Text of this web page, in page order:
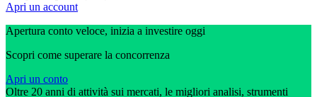
Apri un account
Apertura conto veloce, inizia a investire oggi
Scopri come superare la concorrenza
Apri un conto
Oltre 20 anni di attività sui mercati, le migliori analisi, strumenti